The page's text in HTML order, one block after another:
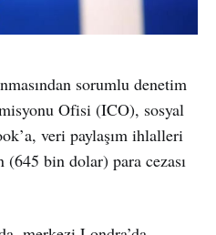
sorumlu denetim
Ofisi (ICO), sosyal
veri paylaşım ihlalleri
(645 bin dolar) para cezası